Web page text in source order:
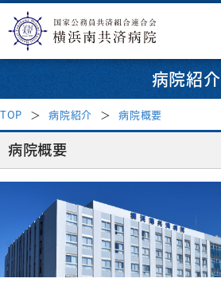
来院される皆様へ
受診案内
はじめて受診される方
入院・面会
診療科
消化器内科
診療サポート部門
病院紹介
病院紹介
TOP 病院紹介 病院概要
病院概要